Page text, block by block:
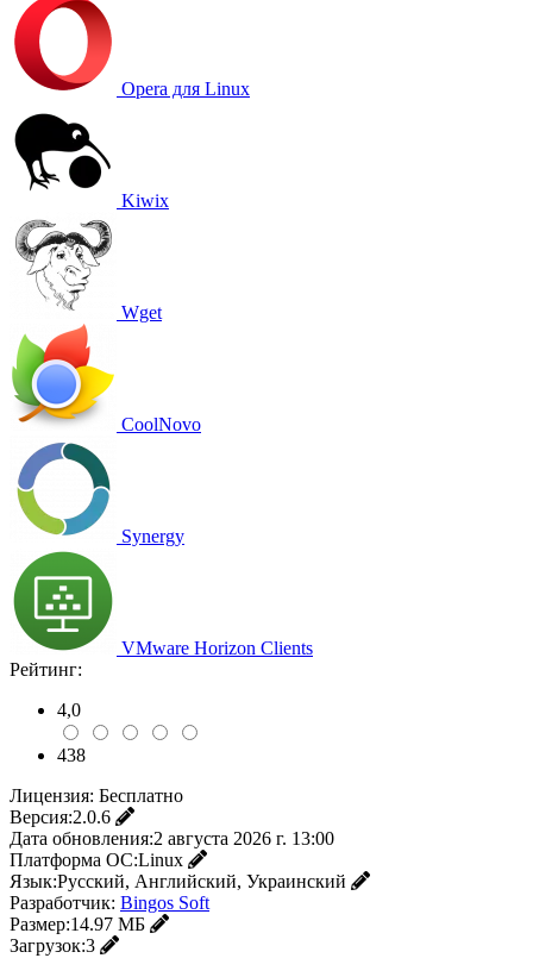
Opera для Linux
Kiwix
Wget
CoolNovo
Synergy
VMware Horizon Clients
Рейтинг:
4,0
438
Лицензия: Бесплатно
Версия:2.0.6
Дата обновления:2 августа 2026 г. 13:00
Платформа ОС:Linux
Язык:Русский, Английский, Украинский
Разработчик: Bingos Soft
Размер:14.97 МБ
Загрузок:3